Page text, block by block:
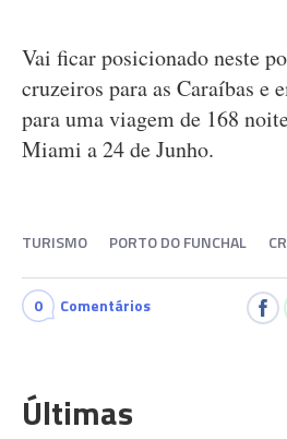
Vai ficar posicionado neste
cruzeiros para as Caraíbas e
para uma viagem de 168
Miami a 24 de Junho.
TURISMO PORTO DO FUNCHAL
0 Comentários
Últimas